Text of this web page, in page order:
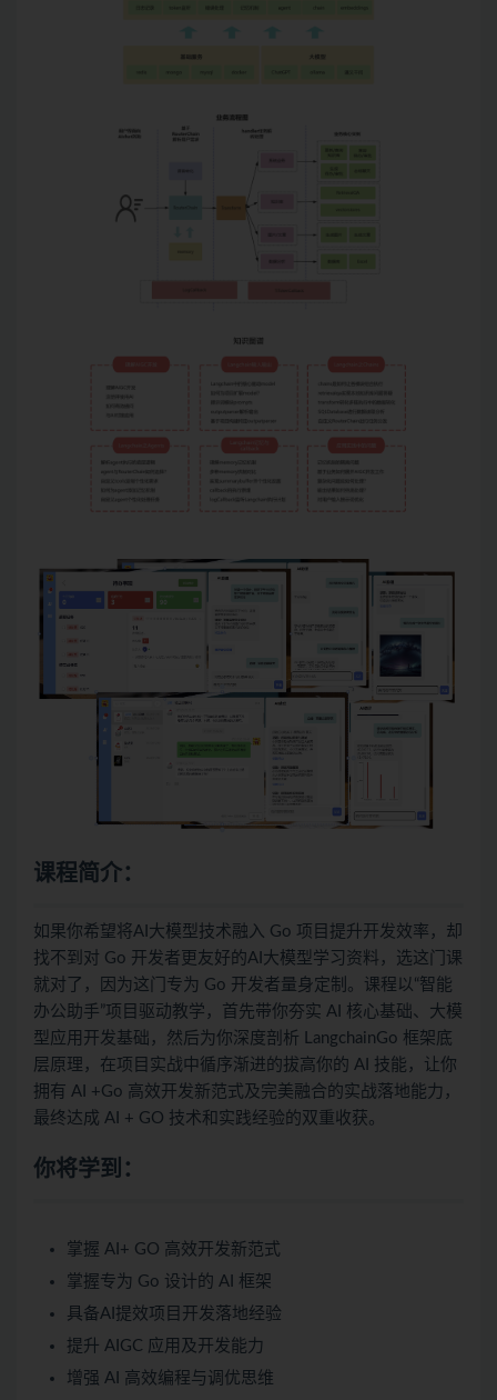
课程简介：
如果你希望将AI大模型技术融入 Go 项目提升开发效率，却
找不到对 Go 开发者更友好的AI大模型学习资料，选这门课
就对了，因为这门专为 Go 开发者量身定制。课程以“智能
办公助手”项目驱动教学，首先带你夯实 AI 核心基础、大模
型应用开发基础，然后为你深度剖析 LangchainGo 框架底
层原理，在项目实战中循序渐进的拔高你的 AI 技能，让你
拥有 AI +Go 高效开发新范式及完美融合的实战落地能力，
最终达成 AI + GO 技术和实践经验的双重收获。
你将学到：
掌握 AI+ GO 高效开发新范式
掌握专为 Go 设计的 AI 框架
具备AI提效项目开发落地经验
提升 AIGC 应用及开发能力
增强 AI 高效编程与调优思维